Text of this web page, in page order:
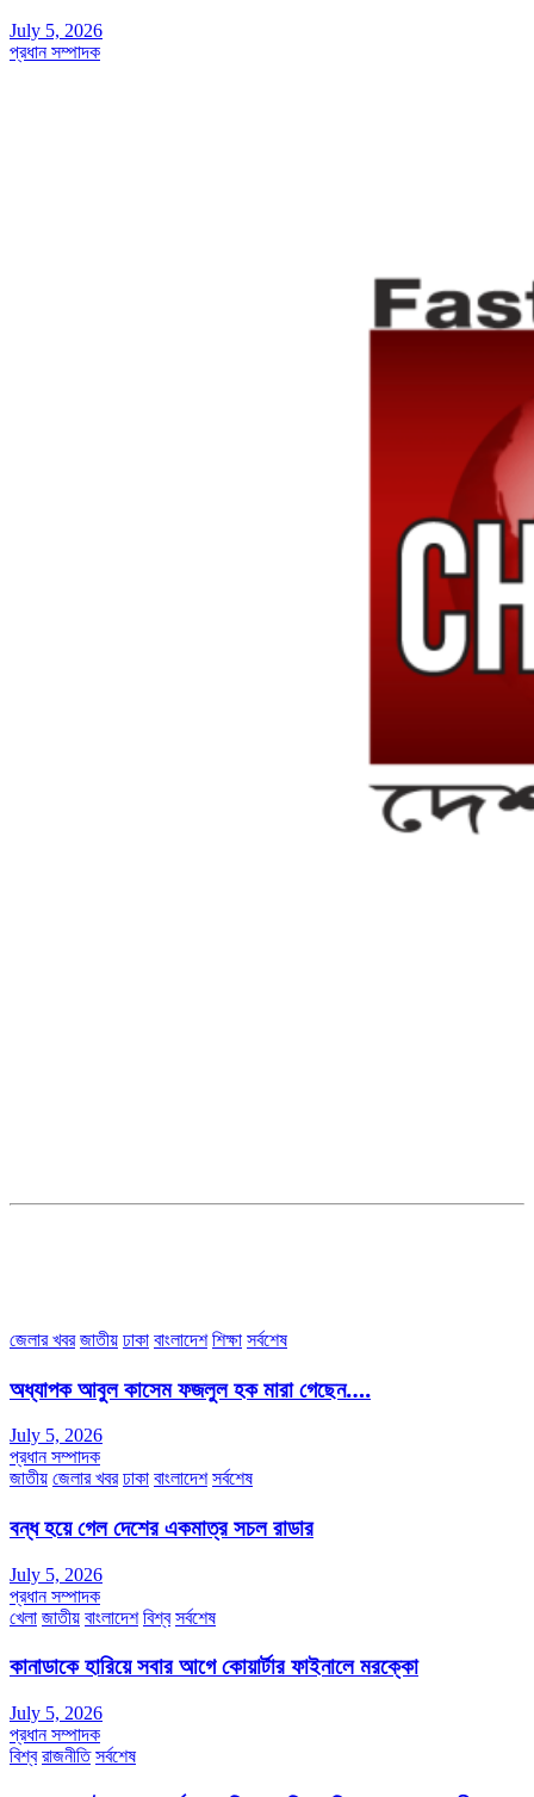
July 5, 2026
প্রধান সম্পাদক
জেলার খবর জাতীয় ঢাকা বাংলাদেশ শিক্ষা সর্বশেষ
অধ্যাপক আবুল কাসেম ফজলুল হক মারা গেছেন….
July 5, 2026
প্রধান সম্পাদক
জাতীয় জেলার খবর ঢাকা বাংলাদেশ সর্বশেষ
বন্ধ হয়ে গেল দেশের একমাত্র সচল রাডার
July 5, 2026
প্রধান সম্পাদক
খেলা জাতীয় বাংলাদেশ বিশ্ব সর্বশেষ
কানাডাকে হারিয়ে সবার আগে কোয়ার্টার ফাইনালে মরক্কো
July 5, 2026
প্রধান সম্পাদক
বিশ্ব রাজনীতি সর্বশেষ